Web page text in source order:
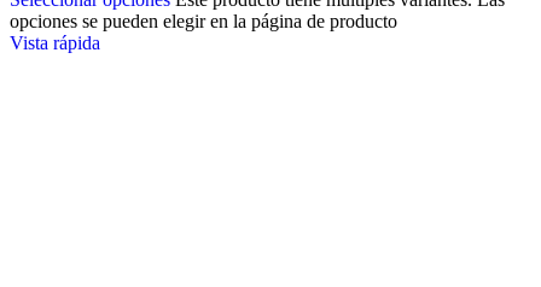
opciones se pueden elegir en la página de producto
Vista rápida